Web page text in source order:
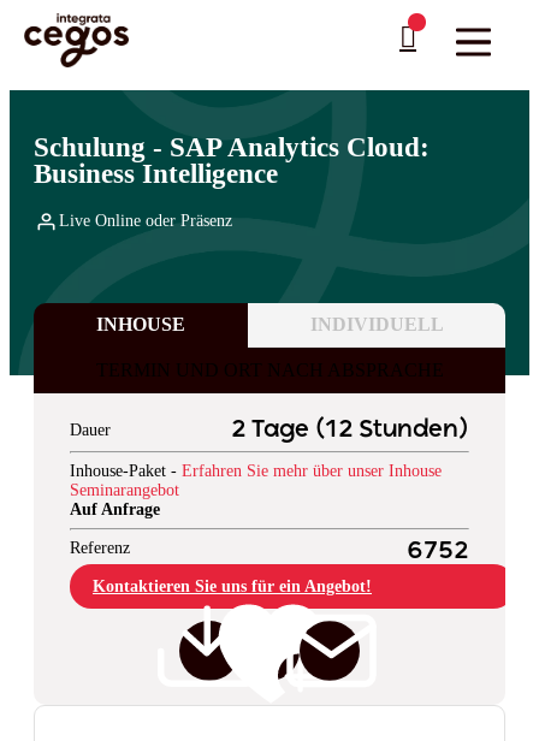
Skip to main content
Sie sind hier:Startseite Professionelle Weiterbildung & Schulungen in Deutschland
>Reporting
Schulung - SAP Analytics Cloud:
Business Intelligence
Live Online oder Präsenz
INHOUSE INDIVIDUELL
TERMIN UND ORT NACH ABSPRACHE
Dauer 2 Tage (12 Stunden)
Inhouse-Paket - Erfahren Sie mehr über unser Inhouse
Seminarangebot
Auf Anfrage
Referenz 6752
Kontaktieren Sie uns für ein Angebot!